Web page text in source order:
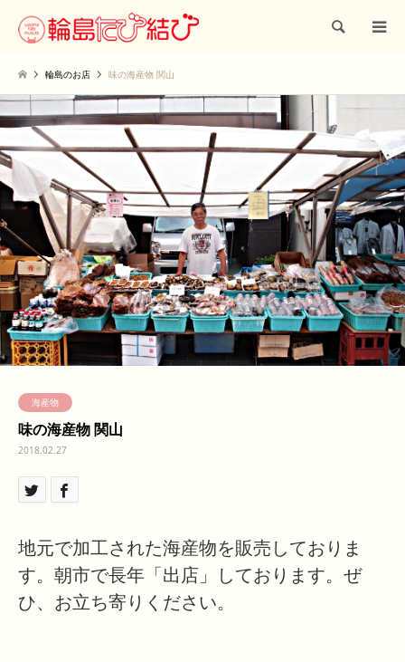
検索
輪島のお店 味の海産物 関山
海産物
味の海産物 関山
2018.02.27
地元で加工された海産物を販売しておりま
す。朝市で長年「出店」しております。ぜ
ひ、お立ち寄りください。